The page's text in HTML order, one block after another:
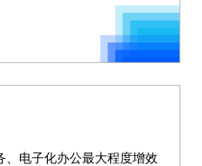
、电子化办公最大程度增效